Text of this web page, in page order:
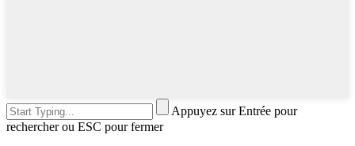
Appuyez sur Entrée pour
rechercher ou ESC pour fermer